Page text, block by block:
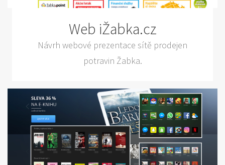
Web iŽabka.cz
Návrh webové prezentace sítě prodejen
potravin Žabka.